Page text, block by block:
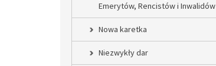
Emerytów, Rencistów i Inwalidów
Nowa karetka
Niezwykły dar